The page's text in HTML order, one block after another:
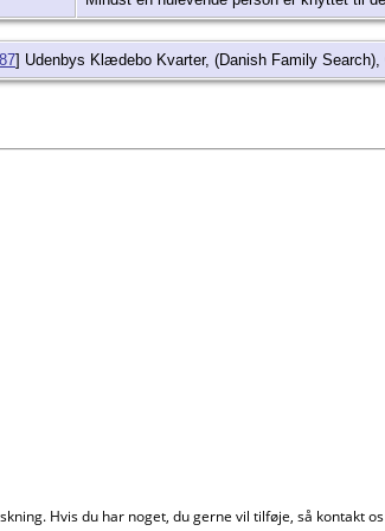
] Udenbys Klædebo Kvarter, (Danish Family Search),
Hvis du har noget, du gerne vil tilføje, så kontakt